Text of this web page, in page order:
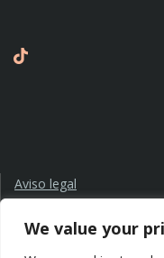
We value your
Aviso legal
Política de privacidad
Política de cookies